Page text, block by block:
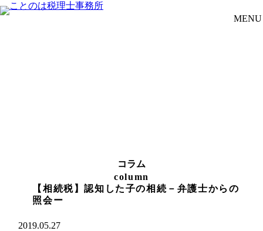
MENU
コラム
【相続税】認知した子の相続－弁護士からの
照会ー
2019.05.27